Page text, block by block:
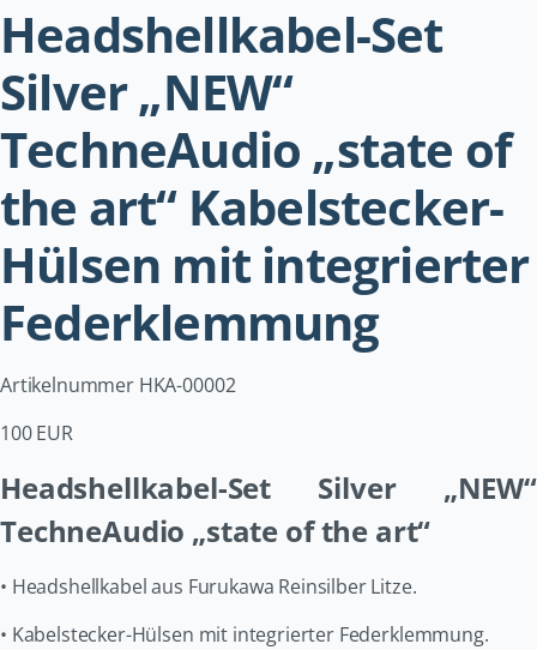
Headshellkabel-Set
Silver „NEW“
TechneAudio „state of
the art“ Kabelstecker-
Hülsen mit integrierter
Federklemmung
Artikelnummer HKA-00002
100 EUR
Headshellkabel-Set Silver „NEW“
TechneAudio „state of the art“
• Headshellkabel aus Furukawa Reinsilber Litze.
• Kabelstecker-Hülsen mit integrierter Federklemmung.